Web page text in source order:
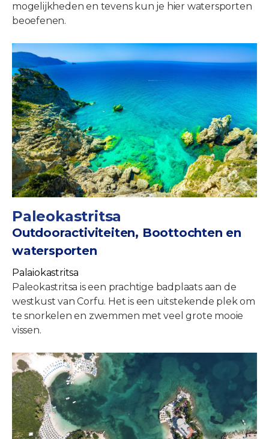
mogelijkheden en tevens kun je hier watersporten
beoefenen.
Paleokastritsa
Outdooractiviteiten, Boottochten en
watersporten
Palaiokastritsa
Paleokastritsa is een prachtige badplaats aan de
westkust van Corfu. Het is een uitstekende plek om
te snorkelen en zwemmen met veel grote mooie
vissen.